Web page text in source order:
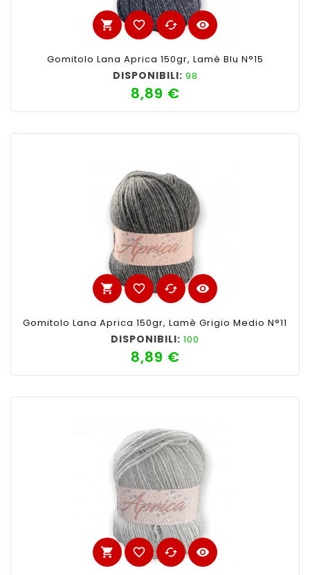
shopping_cart favorite_border cached visibility
Gomitolo Lana Aprica 150gr, Lamè Blu N°15
DISPONIBILI: 98
8,89 €Prezzo
shopping_cart favorite_border cached visibility
Gomitolo Lana Aprica 150gr, Lamè Grigio Medio N°11
DISPONIBILI: 100
8,89 €Prezzo
shopping_cart favorite_border cached visibility